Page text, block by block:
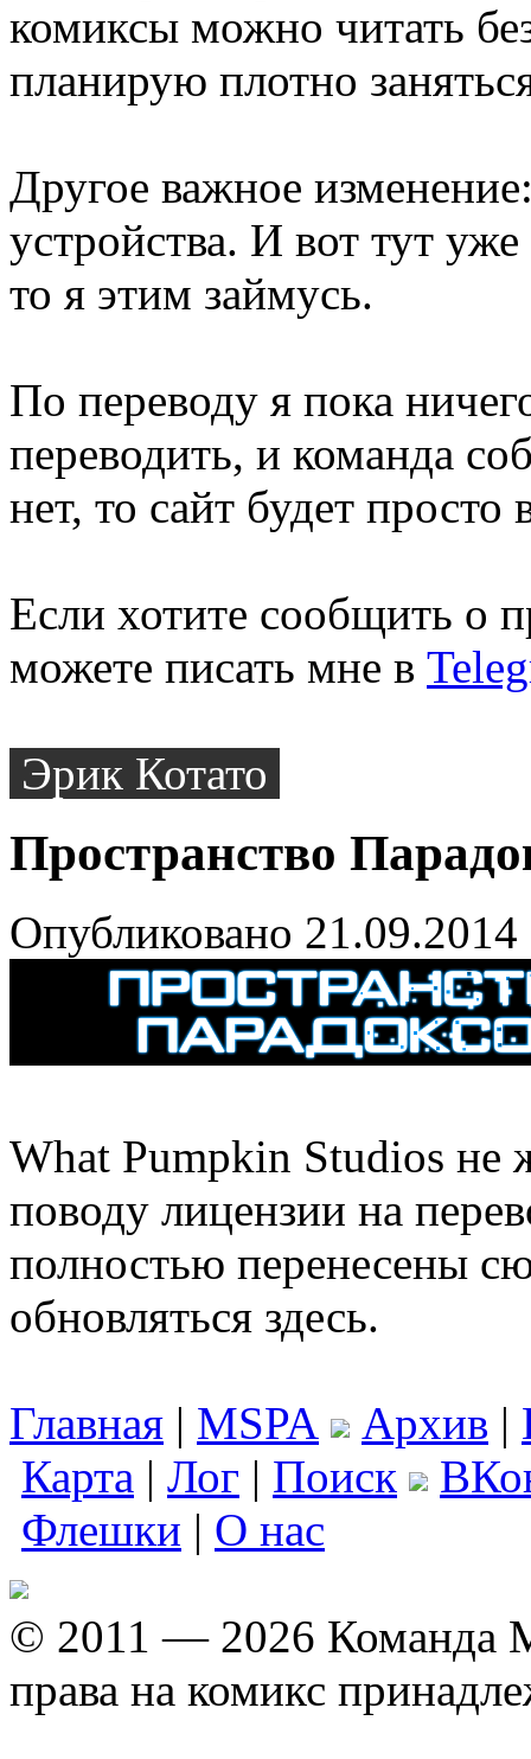
комиксы можно читать
планирую плотно
Другое важное
устройства. И вот тут
то я этим займусь.
По переводу я пока
переводить, и команда
нет, то сайт будет просто
Если хотите сообщить о
можете писать мне в
Эрик Котато
Пространство
Опубликовано 21.09.2014
What Pumpkin Studios не
поводу лицензии на
полностью перенесены
обновляться здесь.
Главная | MSPA Архив |
Карта | Лог | Поиск
Флешки | О нас
© 2011 — 2026 Команда
права на комикс